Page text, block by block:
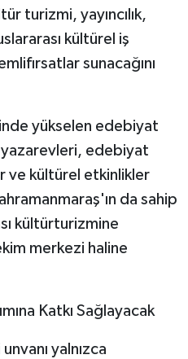
turizmi, yayıncılık,
kültürel iş
sunacağını
yükselen edebiyat
edebiyat
ve kültürel etkinlikler
da sahip
kültürturizmine
merkezi haline
Katkı Sağlayacak
yalnızca